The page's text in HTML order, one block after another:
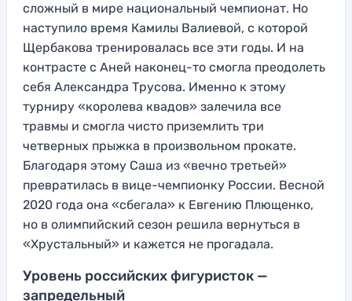
сложный в мире национальный чемпионат. Но
наступило время Камилы Валиевой, с которой
Щербакова тренировалась все эти годы. И на
контрасте с Аней наконец-то смогла преодолеть
себя Александра Трусова. Именно к этому
турниру «королева квадов» залечила все
травмы и смогла чисто приземлить три
четверных прыжка в произвольном прокате.
Благодаря этому Саша из «вечно третьей»
превратилась в вице-чемпионку России. Весной
2020 года она «сбегала» к Евгению Плющенко,
но в олимпийский сезон решила вернуться в
«Хрустальный» и кажется не прогадала.
Уровень российских фигуристок —
запредельный